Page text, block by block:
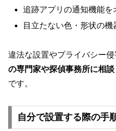
追跡アプリの通知機能を
目立たない色・形状の機
違法な設置やプライバシー侵
の専門家や探偵事務所に相
です。
自分で設置する際の手